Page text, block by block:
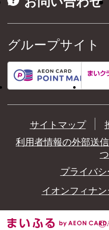
グループサイト
サイトマップ
利用者情報の外部送
プライバ
イオンフィナ
©